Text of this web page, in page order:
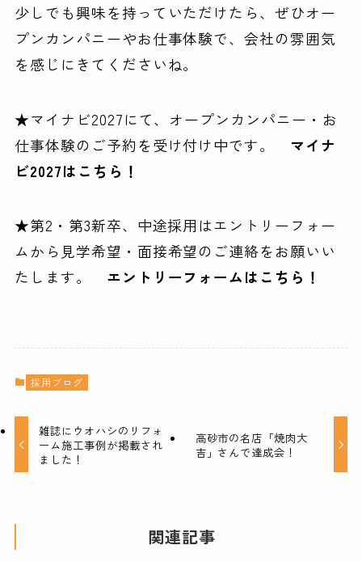
少しでも興味を持っていただけたら、ぜひオー
プンカンパニーやお仕事体験で、会社の雰囲気
を感じにきてくださいね。
★マイナビ2027にて、オープンカンパニー・お
仕事体験のご予約を受け付け中です。 マイナ
ビ2027はこちら！
★第2・第3新卒、中途採用はエントリーフォー
ムから見学希望・面接希望のご連絡をお願いい
たします。 エントリーフォームはこちら！
採用ブログ
雑誌にウオハシのリフォ
ーム施工事例が掲載され
ました！
高砂市の名店「焼肉大
吉」さんで達成会！
関連記事